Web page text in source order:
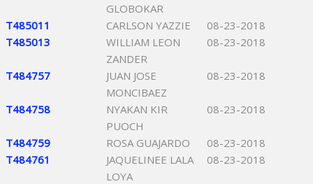
GLOBOKAR
T485011 CARLSON YAZZIE
08-23-2018
T485013
WILLIAM LEON
ZANDER
08-23-2018
T484757
JUAN JOSE
MONCIBAEZ
08-23-2018
T484758
NYAKAN KIR
PUOCH
08-23-2018
T484759 ROSA GUAJARDO
08-23-2018
T484761
JAQUELINEE LALA
LOYA
08-23-2018